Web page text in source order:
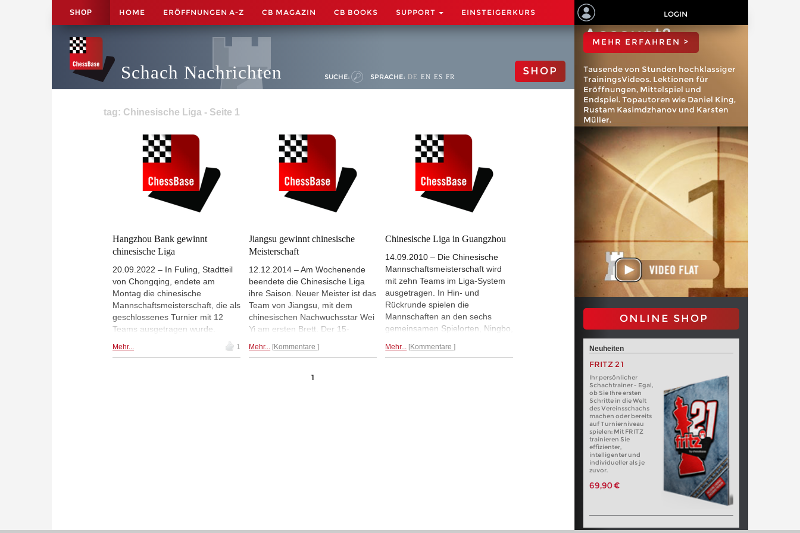
SHOP HOME ERÖFFNUNGEN A-Z CB MAGAZIN CB BOOKS SUPPORT EINSTEIGERKURS LOGIN
Schach Nachrichten SUCHE: SPRACHE: DE EN ES FR SHOP
tag: Chinesische Liga - Seite 1
Hangzhou Bank gewinnt
chinesische Liga
20.09.2022 – In Fuling, Stadtteil
von Chongqing, endete am
Montag die chinesische
Mannschaftsmeisterschaft, die als
geschlossenes Turnier mit 12
Teams ausgetragen wurde.
am ersten Frauenbrett, gewann
Mehr... 1
Jiangsu gewinnt chinesische
Meisterschaft
12.12.2014 – Am Wochenende
beendete die Chinesische Liga
ihre Saison. Neuer Meister ist das
Team von Jiangsu, mit dem
chinesischen Nachwuchsstar Wei
Yi am ersten Brett. Der 15-
war damit einer der besten
wird in China an fünf Brettern,
Mehr... Kommentare
Chinesische Liga in Guangzhou
14.09.2010 – Die Chinesische
Mannschaftsmeisterschaft wird
mit zehn Teams im Liga-System
ausgetragen. In Hin- und
Rückrunde spielen die
Mannschaften an den sechs
gemeinsamen Spielorten, Ningbo,
Guangzhou, Hangzhou und
Mehr... Kommentare
1
ChessBase
Account?
MEHR ERFAHREN >
Tausende von Stunden hochklassiger
TrainingsVideos. Lektionen für
Eröffnungen, Mittelspiel und
Endspiel. Topautoren wie Daniel King,
Rustam Kasimdzhanov und Karsten
Müller.
ONLINE SHOP
Neuheiten
FRITZ 21
Ihr persönlicher
Schachtrainer - Egal,
ob Sie Ihre ersten
Schritte in die Welt
des Vereinsschachs
machen oder bereits
auf Turnierniveau
spielen: Mit FRITZ
trainieren Sie
effizienter,
intelligenter und
individueller als je
zuvor.
69,90 €